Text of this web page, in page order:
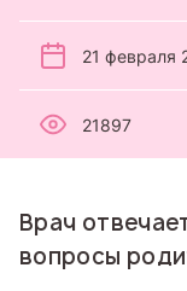
21 февраля
21897
Врач
вопросы